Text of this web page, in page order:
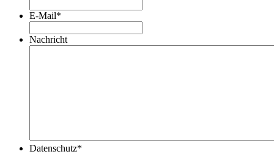
E-Mail*
Nachricht
Datenschutz*